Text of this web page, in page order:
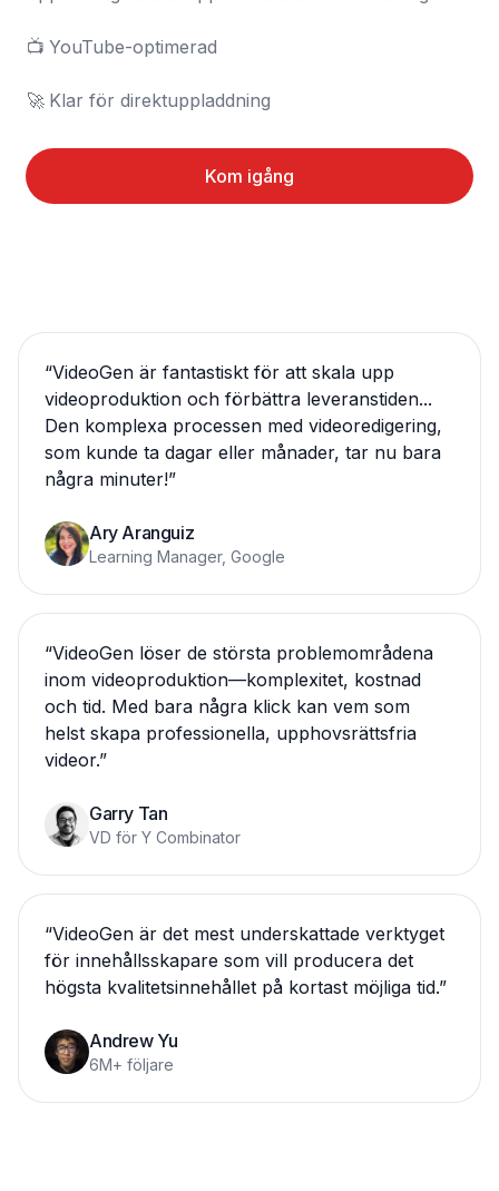
📺	YouTube-optimerad
🚀	Klar för direktuppladdning
Kom igång
“VideoGen är fantastiskt för att skala upp
videoproduktion och förbättra leveranstiden...
Den komplexa processen med videoredigering,
som kunde ta dagar eller månader, tar nu bara
några minuter!”
Ary Aranguiz
Learning Manager, Google
“VideoGen löser de största problemområdena
inom videoproduktion—komplexitet, kostnad
och tid. Med bara några klick kan vem som
helst skapa professionella, upphovsrättsfria
videor.”
Garry Tan
VD för Y Combinator
“VideoGen är det mest underskattade verktyget
för innehållsskapare som vill producera det
högsta kvalitetsinnehållet på kortast möjliga tid.”
Andrew Yu
6M+ följare